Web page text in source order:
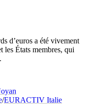
d’euros a été vivement
les États membres, qui
/EURACTIV Italie